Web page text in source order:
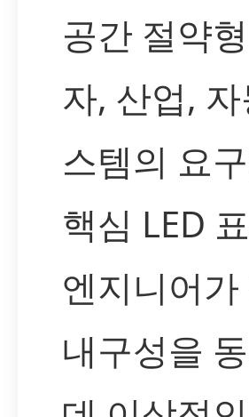
공간 절약
자, 산업,
스템의 요
핵심 LED
엔지니어
내구성을